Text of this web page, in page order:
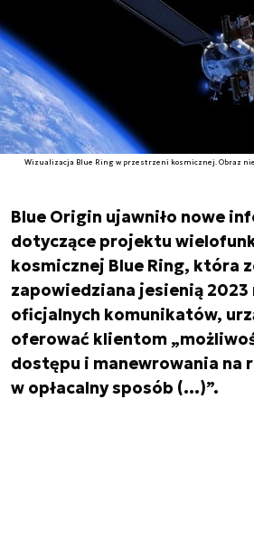
Wizualizacja Blue Ring w przestrzeni kosmicznej. Obraz
Blue Origin ujawniło nowe
dotyczące projektu
kosmicznej Blue Ring, która
zapowiedziana jesienią 2023
oficjalnych komunikatów,
oferować klientom
dostępu i manewrowania na
w opłacalny sposób (…)”.